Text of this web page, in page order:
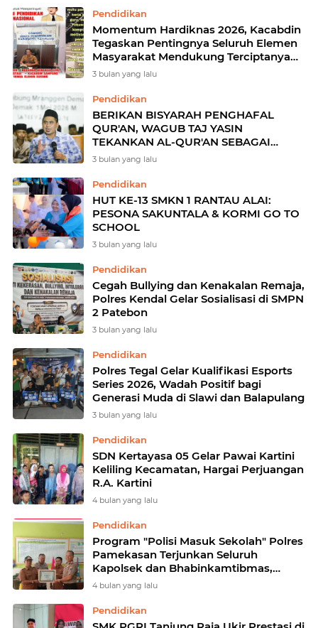
Pendidikan
Momentum Hardiknas 2026, Kacabdin
Tegaskan Pentingnya Seluruh Elemen
Masyarakat Mendukung Terciptanya
Prestasi Pendidikan
3 bulan yang lalu
Pendidikan
BERIKAN BISYARAH PENGHAFAL
QUR'AN, WAGUB TAJ YASIN
TEKANKAN AL-QUR'AN SEBAGAI
FONDASI MORAL PEMBANGUNAN
3 bulan yang lalu
Pendidikan
HUT KE-13 SMKN 1 RANTAU ALAI:
PESONA SAKUNTALA & KORMI GO TO
SCHOOL
3 bulan yang lalu
Pendidikan
Cegah Bullying dan Kenakalan Remaja,
Polres Kendal Gelar Sosialisasi di SMPN
2 Patebon
3 bulan yang lalu
Pendidikan
Polres Tegal Gelar Kualifikasi Esports
Series 2026, Wadah Positif bagi
Generasi Muda di Slawi dan Balapulang
3 bulan yang lalu
Pendidikan
SDN Kertayasa 05 Gelar Pawai Kartini
Keliling Kecamatan, Hargai Perjuangan
R.A. Kartini
4 bulan yang lalu
Pendidikan
Program "Polisi Masuk Sekolah" Polres
Pamekasan Terjunkan Seluruh
Kapolsek dan Bhabinkamtibmas,
Fokus Tekan Kenakalan Remaja
4 bulan yang lalu
Pendidikan